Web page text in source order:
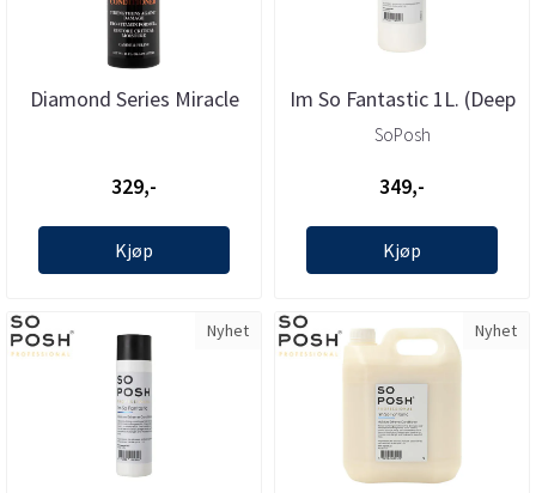
Diamond Series Miracle
329,-
Kjøp
Im So Fantastic 1L. (Deep
Moisturizing ...
SoPosh
349,-
Kjøp
Nyhet Nyhet